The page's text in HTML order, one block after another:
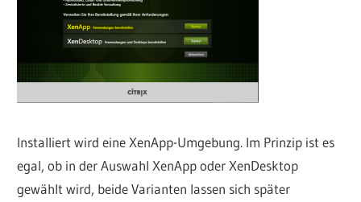
Installiert wird eine XenApp-Umgebung. Im Prinzip ist es
egal, ob in der Auswahl XenApp oder XenDesktop
gewählt wird, beide Varianten lassen sich später